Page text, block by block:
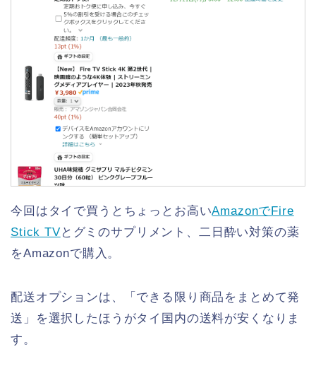
今回はタイで買うとちょっとお高いAmazonでFire
Stick TV とグミのサプリメント、二日酔い対策の薬
をAmazonで購入。
配送オプションは、「できる限り商品をまとめて発
送」を選択したほうがタイ国内の送料が安くなりま
す。